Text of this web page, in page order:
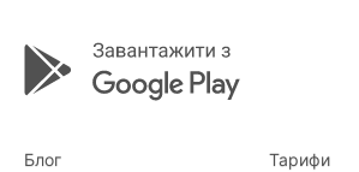
Блог Тарифи